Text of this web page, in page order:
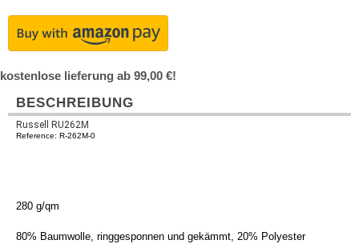
kostenlose lieferung ab 99,00 €!
BESCHREIBUNG
Russell RU262M
Reference: R-262M-0
280 g/qm
80% Baumwolle, ringgesponnen und gekämmt, 20% Polyester